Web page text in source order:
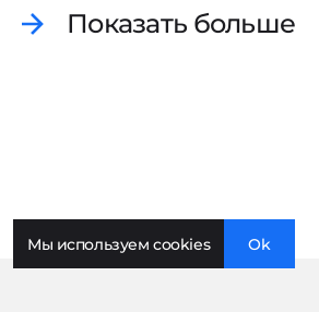
Показать больше
Мы используем cookies Ok